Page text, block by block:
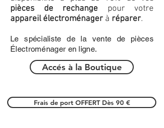
pièces de rechange pour votre
appareil électroménager à réparer.
Le spécialiste de la vente de pièces
Électroménager en ligne.
Accés à la Boutique
Frais de port OFFERT Dès 90 €